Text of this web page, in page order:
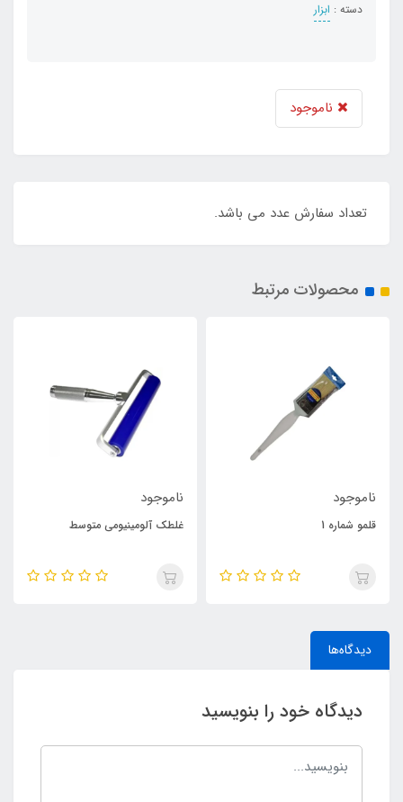
دسته : ابزار
ناموجود
تعداد سفارش عدد می باشد.
محصولات مرتبط
ناموجود
قلمو شماره 1
ناموجود
غلطک آلومینیومی متوسط
دیدگاه‌ها
دیدگاه خود را بنویسید